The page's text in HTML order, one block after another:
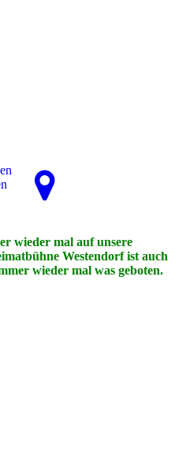
wieder mal auf unsere
Westendorf ist auch
wieder mal was geboten.